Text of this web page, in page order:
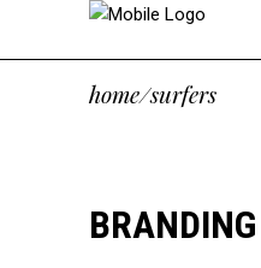
home/surfers
BRANDING